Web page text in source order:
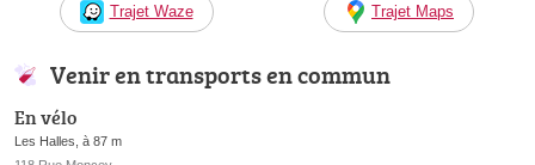
Trajet Waze Trajet Maps
Venir en transports en commun
En vélo
Les Halles, à 87 m